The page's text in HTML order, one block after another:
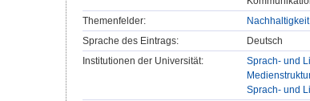
Themenfelder:
Nachhaltigkeit
Sprache des Eintrags:
Deutsch
Institutionen der Universität:
Sprach- und
Sprach- und